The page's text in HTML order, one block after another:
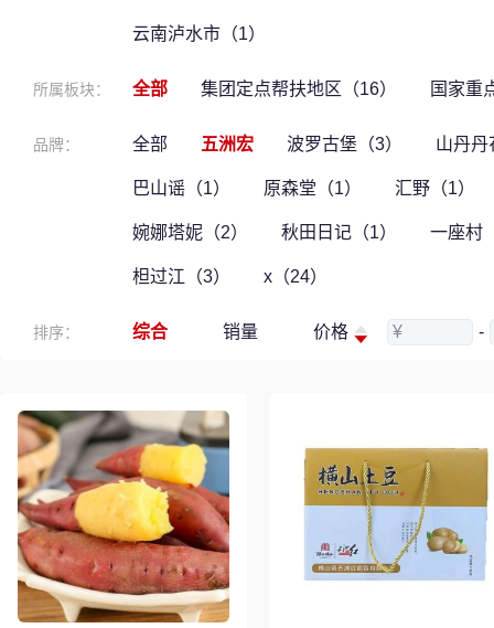
云南泸水市（1）
所属板块： 全部 集团定点帮扶地区（16） 国家重
品牌： 全部 五洲宏 波罗古堡（3） 山丹丹
巴山谣（1） 原森堂（1） 汇野（1）
婉娜塔妮（2） 秋田日记（1） 一座村
柦过江（3） x（24）
排序： 综合 销量 价格 ¥ -